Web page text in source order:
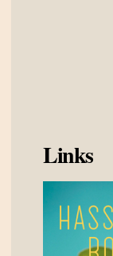
Links